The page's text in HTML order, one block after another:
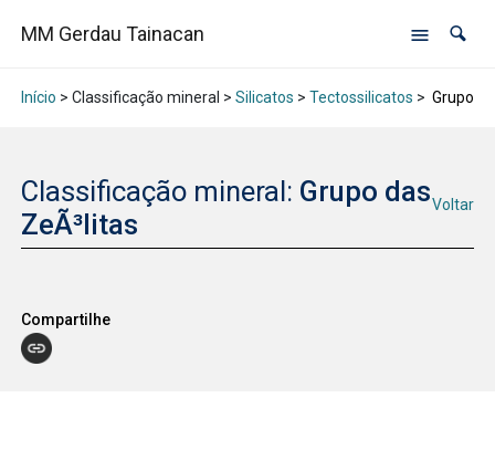
MM Gerdau Tainacan
Início > Classificação mineral > Silicatos > Tectossilicatos > Grupo
Classificação mineral: Grupo das
ZeÃ³litas
Voltar
Compartilhe